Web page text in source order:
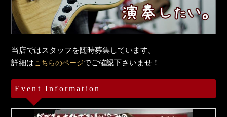
当店ではスタッフを随時募集しています。
詳細はこちらのページでご確認下さいませ！
Event Information